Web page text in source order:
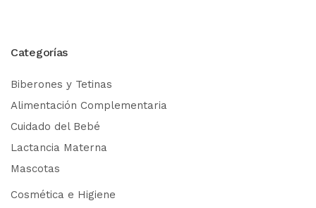
Categorías
Biberones y Tetinas
Alimentación Complementaria
Cuidado del Bebé
Lactancia Materna
Mascotas
Cosmética e Higiene